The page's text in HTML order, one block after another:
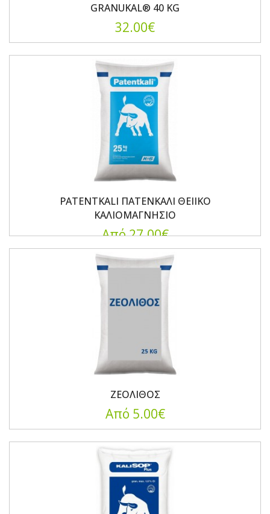
GRANUKAL® 40 KG
32.00€
PATENTKALI ΠΑΤΕΝΚΑΛΙ ΘΕΙΙΚΟ
ΚΑΛΙΟΜΑΓΝΗΣΙΟ
Από 27.00€
ΖΕΟΛΙΘΟΣ
Από 5.00€